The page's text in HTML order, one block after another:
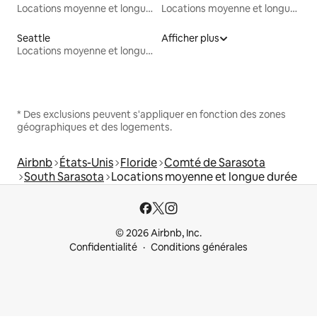
Locations moyenne et longue durée
Locations moyenne et longue durée
Seattle
Locations moyenne et longue durée
Afficher plus
* Des exclusions peuvent s'appliquer en fonction des zones
géographiques et des logements.
Airbnb États-Unis Floride Comté de Sarasota
South Sarasota Locations moyenne et longue durée
© 2026 Airbnb, Inc.
Confidentialité
Conditions générales